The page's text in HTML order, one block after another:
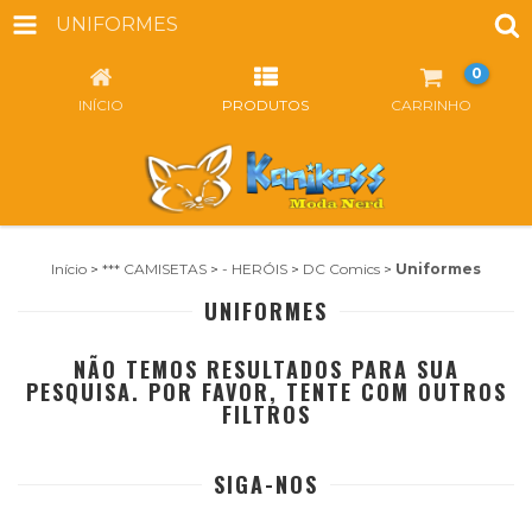
UNIFORMES
INÍCIO PRODUTOS CARRINHO
0
Início > *** CAMISETAS > - HERÓIS > DC Comics > Uniformes
UNIFORMES
NÃO TEMOS RESULTADOS PARA SUA
PESQUISA. POR FAVOR, TENTE COM OUTROS
FILTROS
SIGA-NOS